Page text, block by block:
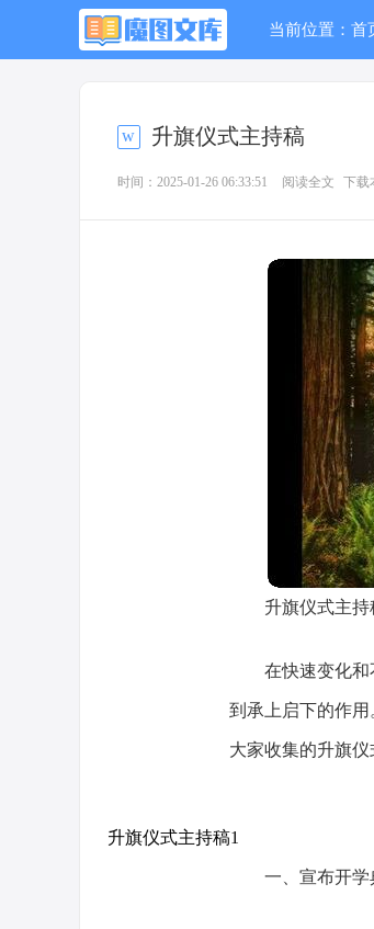
当前位置： 首
升旗仪式主持稿
时间：2025-01-26 06:33:51 阅读全文 下载
升旗仪式主持
在快速变化
到承上启下的作
大家收集的升旗仪
升旗仪式主持稿1
一、宣布开